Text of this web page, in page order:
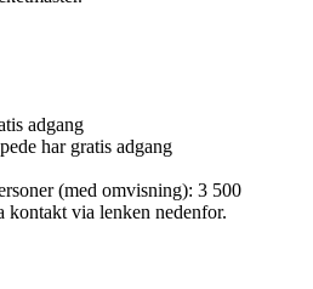
adgang
har gratis adgang
(med omvisning): 3 500
kontakt via lenken nedenfor.